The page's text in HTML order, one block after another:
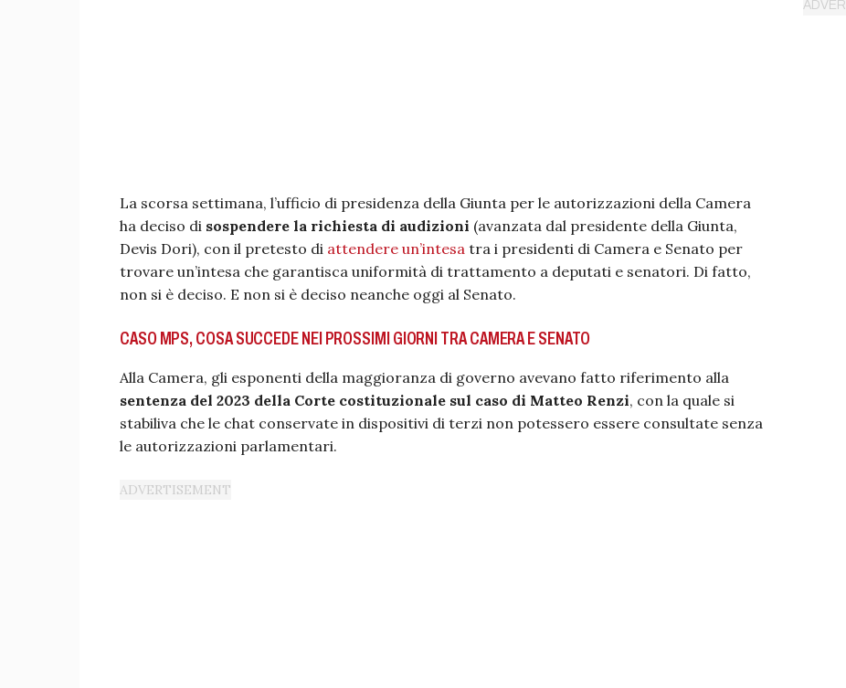
La scorsa settimana, l’ufficio di presidenza della Giunta per le autorizzazioni della Camera
ha deciso di sospendere la richiesta di audizioni (avanzata dal presidente della Giunta,
Devis Dori), con il pretesto di attendere un’intesa tra i presidenti di Camera e Senato per
trovare un’intesa che garantisca uniformità di trattamento a deputati e senatori. Di fatto,
non si è deciso. E non si è deciso neanche oggi al Senato.
CASO MPS, COSA SUCCEDE NEI PROSSIMI GIORNI TRA CAMERA E SENATO
Alla Camera, gli esponenti della maggioranza di governo avevano fatto riferimento alla
sentenza del 2023 della Corte costituzionale sul caso di Matteo Renzi, con la quale si
stabiliva che le chat conservate in dispositivi di terzi non potessero essere consultate senza
le autorizzazioni parlamentari.